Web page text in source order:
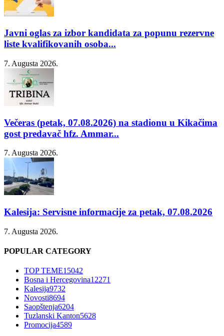
Javni oglas za izbor kandidata za popunu rezervne
liste kvalifikovanih osoba...
7. Augusta 2026.
Večeras (petak, 07.08.2026) na stadionu u Kikačima
gost predavač hfz. Ammar...
7. Augusta 2026.
Kalesija: Servisne informacije za petak, 07.08.2026
7. Augusta 2026.
POPULAR CATEGORY
TOP TEME15042
Bosna i Hercegovina12271
Kalesija9732
Novosti8694
Saopštenja6204
Tuzlanski Kanton5628
Promocija4589